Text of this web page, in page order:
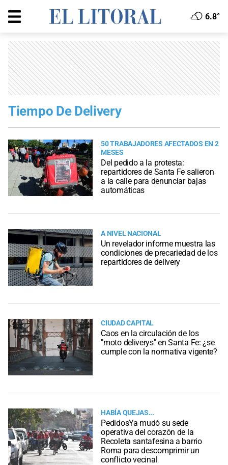
6.8°
Tiempo De Delivery
50 TRABAJADORES AFECTADOS EN 2
MESES
Del pedido a la protesta:
repartidores de Santa Fe salieron
a la calle para denunciar bajas
automáticas
A NIVEL NACIONAL
Un revelador informe muestra las
condiciones de precariedad de los
repartidores de delivery
CIUDAD CAPITAL
Caos en la circulación de los
"moto deliverys" en Santa Fe: ¿se
cumple con la normativa vigente?
HABÍA QUEJAS...
PedidosYa mudó su sede
operativa del corazón de la
Recoleta santafesina a barrio
Roma para descomprimir un
conflicto vecinal